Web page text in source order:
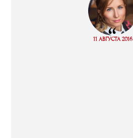
“
11 АВГУСТА 2016
Read